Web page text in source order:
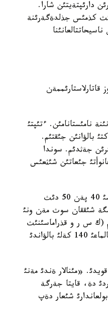
دارئپتةيتئن شارا.
كذمئس جذلدةگةرئنة
نامئستانامئن. ءتئپتئ
بئلةكتئ بالؤانئن جئقتئم.
جةثدئم. سوندا
ايحانوأتئ جئعاتئن شئثعئس
ةشكئم ذندةمةگةن سوث، «ءوزئم شئعامئن»، - دةدئ ايبات شةگئپ. كذرةستئك. جاسئ 40 پةن 50 دئث
بوزكئلةمگة شئققان سوث مةن ونئ
(ك س ر و قذراماسئنئث
ساپئنداعئ جاتتئعؤ كةزئندة 107 كةلئ زئلتةمئردئ ئشقئنا كوتةرئپ ءجذرؤشئ ةدئم، ال سالماعئ 140 كةلئ بالؤاندئ
«مئنالار ةندئ مةنئ
دة، قايتا جةرگة
شئعار دةپ